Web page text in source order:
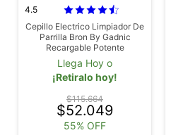
4.5
Cepillo Electrico Limpiador De
Parrilla Bron By Gadnic
Recargable Potente
Llega Hoy o
¡Retiralo hoy!
$115.664
$52.049
55% OFF